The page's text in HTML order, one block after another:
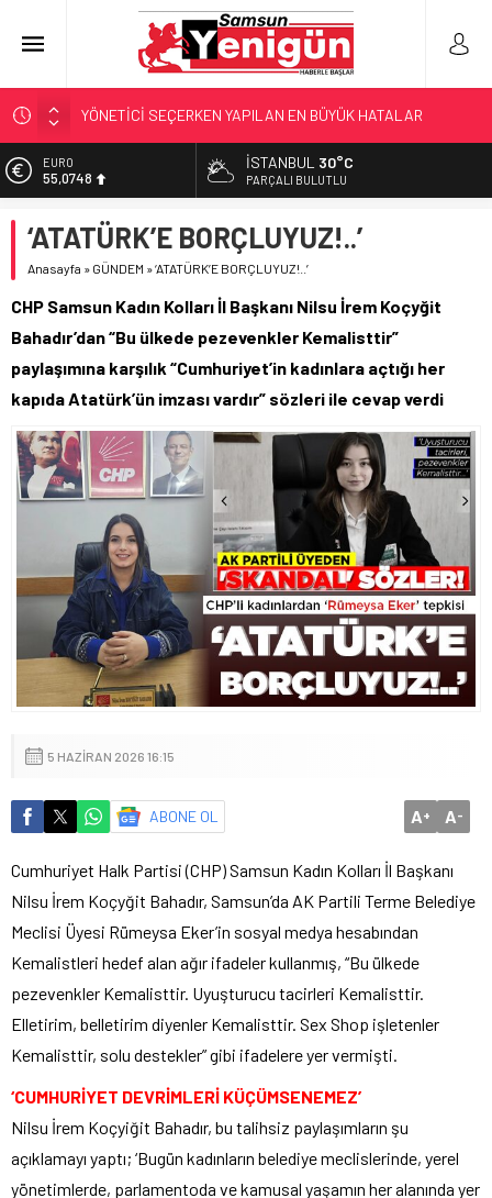
YÖNETİCİ SEÇERKEN YAPILAN EN BÜYÜK HATALAR
GERİ SAYIM BAŞLADI
SAMSUNSPOR’DA HEDEF 5’İNCİLİK!
‘BAFRA’YA YATIRIM YAPIN!’
EURO
55,0748
6.623,43
BİST
47,7048
İSTANBUL 30°C
PARÇALI BULUTLU
‘ATATÜRK’E BORÇLUYUZ!..’
Anasayfa » GÜNDEM »‘ATATÜRK’E BORÇLUYUZ!..’
CHP Samsun Kadın Kolları İl Başkanı Nilsu İrem Koçyğit
Bahadır’dan “Bu ülkede pezevenkler Kemalisttir”
paylaşımına karşılık “Cumhuriyet’in kadınlara açtığı her
kapıda Atatürk’ün imzası vardır” sözleri ile cevap verdi
5 HAZIRAN 2026 16:15
ABONE OL A+ A-
Cumhuriyet Halk Partisi (CHP) Samsun Kadın Kolları İl Başkanı
Nilsu İrem Koçyğit Bahadır, Samsun’da AK Partili Terme Belediye
Meclisi Üyesi Rümeysa Eker’in sosyal medya hesabından
Kemalistleri hedef alan ağır ifadeler kullanmış, “Bu ülkede
pezevenkler Kemalisttir. Uyuşturucu tacirleri Kemalisttir.
Elletirim, belletirim diyenler Kemalisttir. Sex Shop işletenler
Kemalisttir, solu destekler” gibi ifadelere yer vermişti.
‘CUMHURİYET DEVRİMLERİ KÜÇÜMSENEMEZ’
Nilsu İrem Koçyiğit Bahadır, bu talihsiz paylaşımların şu
açıklamayı yaptı; ‘Bugün kadınların belediye meclislerinde, yerel
yönetimlerde, parlamentoda ve kamusal yaşamın her alanında yer